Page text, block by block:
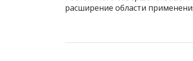
расширение области